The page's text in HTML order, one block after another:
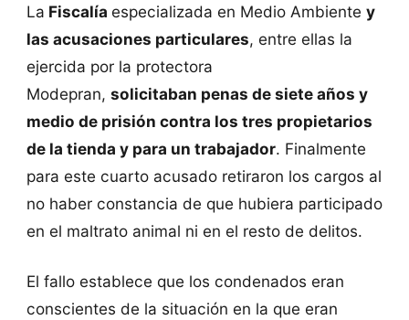
La Fiscalía especializada en Medio Ambiente y
las acusaciones particulares, entre ellas la
ejercida por la protectora
Modepran, solicitaban penas de siete años y
medio de prisión contra los tres propietarios
de la tienda y para un trabajador. Finalmente
para este cuarto acusado retiraron los cargos al
no haber constancia de que hubiera participado
en el maltrato animal ni en el resto de delitos.
El fallo establece que los condenados eran
conscientes de la situación en la que eran